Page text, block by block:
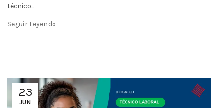
técnico...
Seguir Leyendo
23
JUN